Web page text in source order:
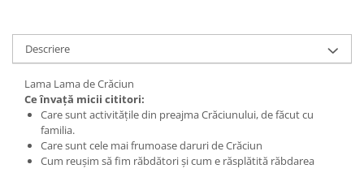
Descriere
Lama Lama de Crăciun
Ce învață micii cititori:
Care sunt activitățile din preajma Crăciunului, de făcut cu
familia.
Care sunt cele mai frumoase daruri de Crăciun
Cum reușim să fim răbdători și cum e răsplătită răbdarea